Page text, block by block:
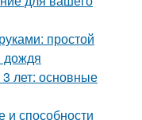
простой
дождя
лет: основные
и способности